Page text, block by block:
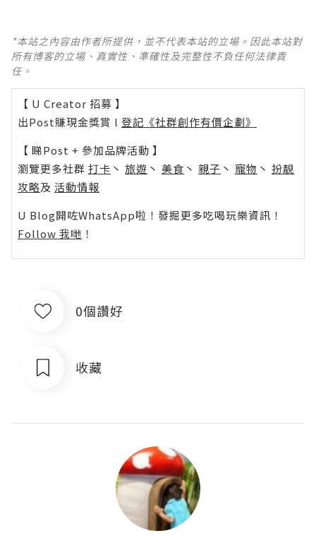
*本站之內容由作者所提供，並不代表本站的立場。因此本站對
所有博客的立場、真實性、準確性及完整性不負任何法律責
任。
【 U Creator 招募 】
出Post賺現金獎賞 l 登記《社群創作有價企劃》
【 睇Post + 參加品牌活動 】
瀏覽更多社群 打卡 丶 旅遊 丶 美食 丶 親子 丶 寵物 丶 扮靚
攻略及 活動情報
U Blog開咗WhatsApp啦！發掘更多吃喝玩樂資訊！
Follow 我哋 ！
0個讚好
收藏